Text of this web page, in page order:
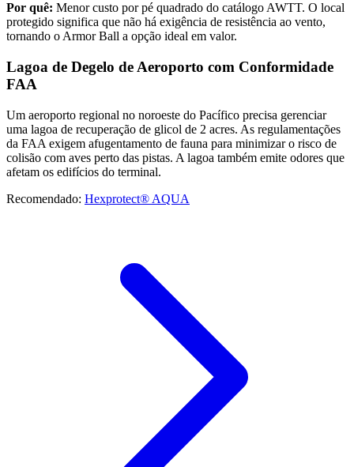
Por quê: Menor custo por pé quadrado do catálogo AWTT. O local
protegido significa que não há exigência de resistência ao vento,
tornando o Armor Ball a opção ideal em valor.
Lagoa de Degelo de Aeroporto com Conformidade
FAA
Um aeroporto regional no noroeste do Pacífico precisa gerenciar
uma lagoa de recuperação de glicol de 2 acres. As regulamentações
da FAA exigem afugentamento de fauna para minimizar o risco de
colisão com aves perto das pistas. A lagoa também emite odores que
afetam os edifícios do terminal.
Recomendado: Hexprotect® AQUA